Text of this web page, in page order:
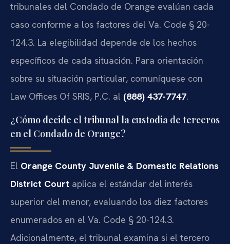
tribunales del Condado de Orange evalúan cada
caso conforme a los factores del Va. Code § 20-
124.3. La elegibilidad depende de los hechos
específicos de cada situación. Para orientación
sobre su situación particular, comuníquese con
Law Offices Of SRIS, P.C. al (888) 437-7747.
¿Cómo decide el tribunal la custodia de terceros
en el Condado de Orange?
El Orange County Juvenile & Domestic Relations
District Court aplica el estándar del interés
superior del menor, evaluando los diez factores
enumerados en el Va. Code § 20-124.3.
Adicionalmente, el tribunal examina si el tercero